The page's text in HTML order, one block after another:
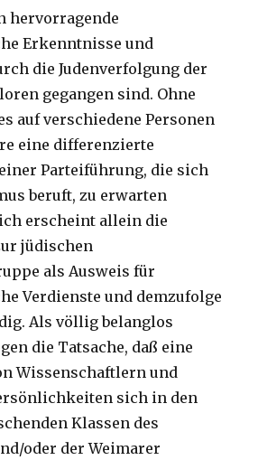
hervorragende
Erkenntnisse und
die Judenverfolgung der
gegangen sind. Ohne
auf verschiedene Personen
eine differenzierte
Parteiführung, die sich
beruft, zu erwarten
erscheint allein die
jüdischen
als Ausweis für
Verdienste und demzufolge
Als völlig belanglos
die Tatsache, daß eine
Wissenschaftlern und
sich in den
Klassen des
oder der Weimarer